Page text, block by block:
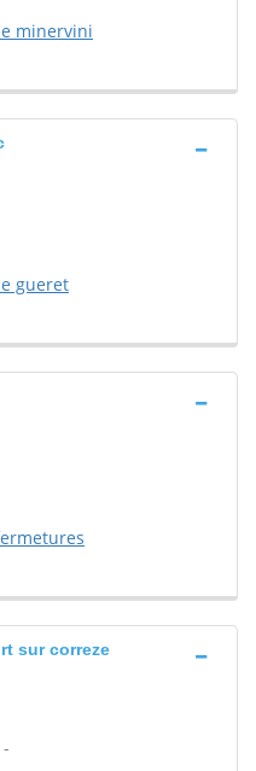
minervini
gueret
sur correze